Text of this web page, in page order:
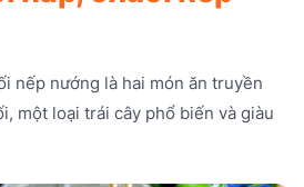
nếp nướng là hai món ăn truyền
một loại trái cây phổ biến và giàu